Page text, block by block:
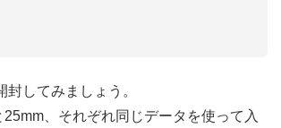
封してみましょう。
、それぞれ同じデータを使って入